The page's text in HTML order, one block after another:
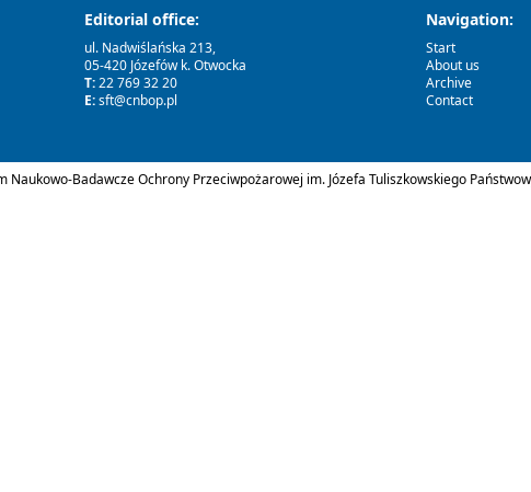
Editorial office:
ul. Nadwiślańska 213,
05-420 Józefów k. Otwocka
T:22 769 32 20
E:sft@cnbop.pl
Navigation:
Start
About us
Archive
Contact
Naukowo-Badawcze Ochrony Przeciwpożarowej im. Józefa Tuliszkowskiego